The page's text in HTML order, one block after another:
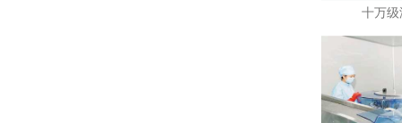
十万